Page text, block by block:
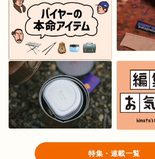
特集・連載一覧